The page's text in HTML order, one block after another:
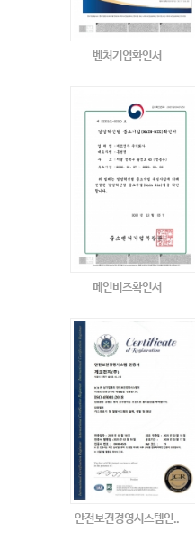
벤처기업확인서
메인비즈확인서
안전보건경영시스템인..